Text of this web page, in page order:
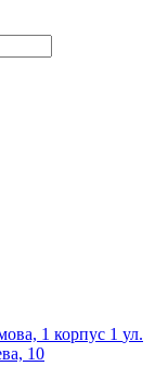
1 корпус 1 ул.
10